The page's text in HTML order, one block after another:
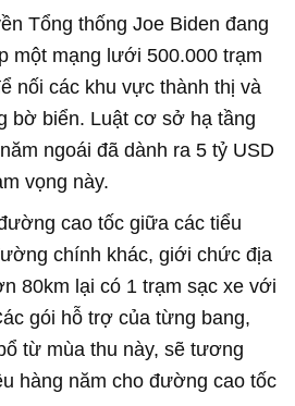
Tổng thống Joe Biden đang
một mạng lưới 500.000 trạm
nối các khu vực thành thị và
bờ biển. Luật cơ sở hạ tầng
ngoái đã dành ra 5 tỷ USD
vọng này.
cao tốc giữa các tiểu
chính khác, giới chức địa
80km lại có 1 trạm sạc xe với
gói hỗ trợ của từng bang,
từ mùa thu này, sẽ tương
hàng năm cho đường cao tốc